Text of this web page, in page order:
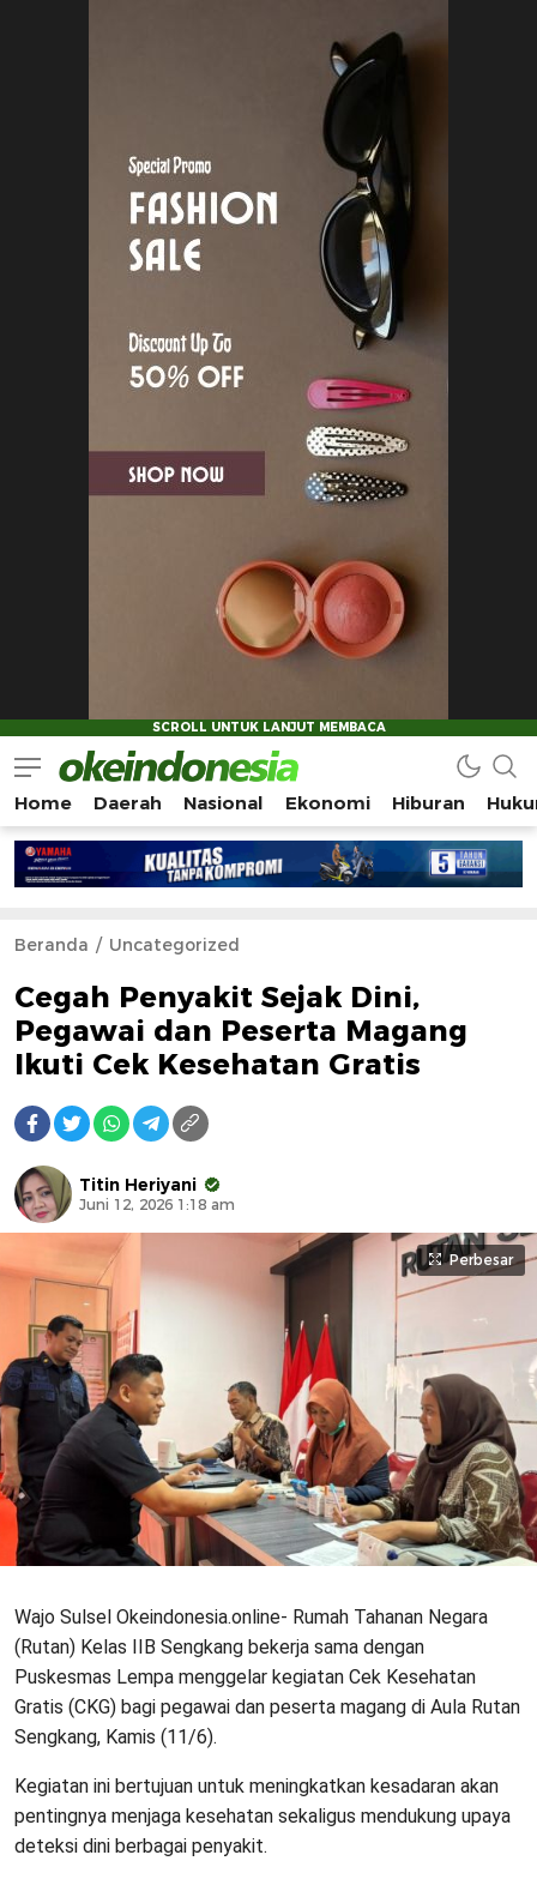
Okeindonesia.Online
Mengonlinekan Indonesia Secara Utuh
Home Daerah Nasional Ekonomi Hiburan
Beranda Uncategorized
Cegah Penyakit Sejak Dini,
Pegawai dan Peserta Magang
Ikuti Cek Kesehatan Gratis
Titin Heriyani
Juni 12, 2026 1:18 am
Perbesar
Wajo Sulsel Okeindonesia.online- Rumah Tahanan Negara
(Rutan) Kelas IIB Sengkang bekerja sama dengan
Puskesmas Lempa menggelar kegiatan Cek Kesehatan
Gratis (CKG) bagi pegawai dan peserta magang di Aula Rutan
Sengkang, Kamis (11/6).
Kegiatan ini bertujuan untuk meningkatkan kesadaran akan
pentingnya menjaga kesehatan sekaligus mendukung upaya
deteksi dini berbagai penyakit.